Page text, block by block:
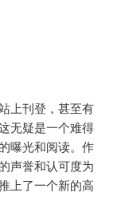
上刊登，甚至有
无疑是一个难得
曝光和阅读。作
声誉和认可度为
上了一个新的高